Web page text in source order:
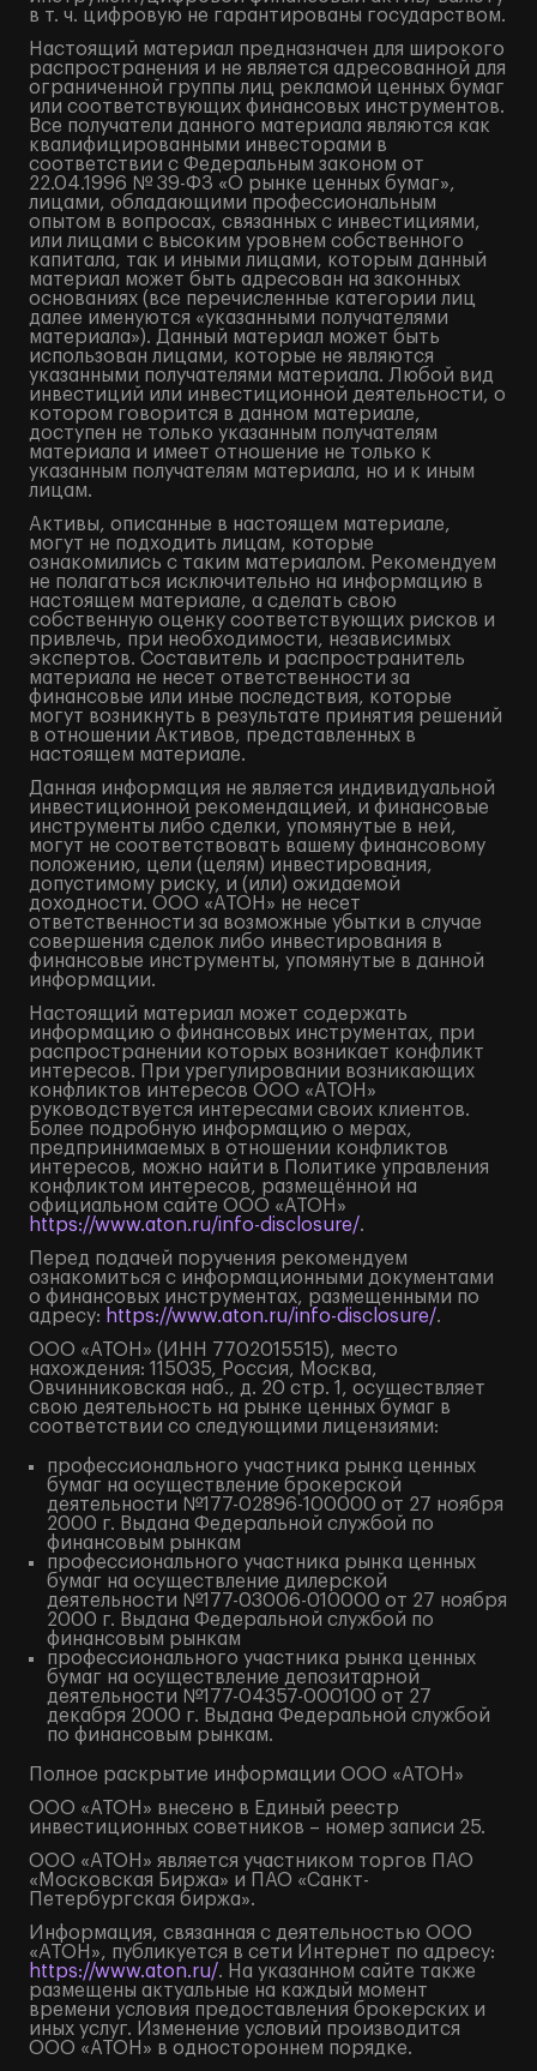
в т. ч. цифровую не гарантированы государством.
Настоящий материал предназначен для широкого
распространения и не является адресованной для
ограниченной группы лиц рекламой ценных бумаг
или соответствующих финансовых инструментов.
Все получатели данного материала являются как
квалифицированными инвесторами в
соответствии с Федеральным законом от
22.04.1996 № 39-ФЗ «О рынке ценных бумаг»,
лицами, обладающими профессиональным
опытом в вопросах, связанных с инвестициями,
или лицами с высоким уровнем собственного
капитала, так и иными лицами, которым данный
материал может быть адресован на законных
основаниях (все перечисленные категории лиц
далее именуются «указанными получателями
материала»). Данный материал может быть
использован лицами, которые не являются
указанными получателями материала. Любой вид
инвестиций или инвестиционной деятельности, о
котором говорится в данном материале,
доступен не только указанным получателям
материала и имеет отношение не только к
указанным получателям материала, но и к иным
лицам.
Активы, описанные в настоящем материале,
могут не подходить лицам, которые
ознакомились с таким материалом. Рекомендуем
не полагаться исключительно на информацию в
настоящем материале, а сделать свою
собственную оценку соответствующих рисков и
привлечь, при необходимости, независимых
экспертов. Составитель и распространитель
материала не несет ответственности за
финансовые или иные последствия, которые
могут возникнуть в результате принятия решений
в отношении Активов, представленных в
настоящем материале.
Данная информация не является индивидуальной
инвестиционной рекомендацией, и финансовые
инструменты либо сделки, упомянутые в ней,
могут не соответствовать вашему финансовому
положению, цели (целям) инвестирования,
допустимому риску, и (или) ожидаемой
доходности. ООО «АТОН» не несет
ответственности за возможные убытки в случае
совершения сделок либо инвестирования в
финансовые инструменты, упомянутые в данной
информации.
Настоящий материал может содержать
информацию о финансовых инструментах, при
распространении которых возникает конфликт
интересов. При урегулировании возникающих
конфликтов интересов ООО «АТОН»
руководствуется интересами своих клиентов.
Более подробную информацию о мерах,
предпринимаемых в отношении конфликтов
интересов, можно найти в Политике управления
конфликтом интересов, размещённой на
официальном сайте ООО «АТОН»
https://www.aton.ru/info-disclosure/.
Перед подачей поручения рекомендуем
ознакомиться с информационными документами
о финансовых инструментах, размещенными по
адресу: https://www.aton.ru/info-disclosure/.
ООО «АТОН» (ИНН 7702015515), место
нахождения: 115035, Россия, Москва,
Овчинниковская наб., д. 20 стр. 1, осуществляет
свою деятельность на рынке ценных бумаг в
соответствии со следующими лицензиями:
профессионального участника рынка ценных
бумаг на осуществление брокерской
деятельности №177-02896-100000 от 27 ноября
2000 г. Выдана Федеральной службой по
финансовым рынкам
профессионального участника рынка ценных
бумаг на осуществление дилерской
деятельности №177-03006-010000 от 27 ноября
2000 г. Выдана Федеральной службой по
финансовым рынкам
профессионального участника рынка ценных
бумаг на осуществление депозитарной
деятельности №177-04357-000100 от 27
декабря 2000 г. Выдана Федеральной службой
по финансовым рынкам.
Полное раскрытие информации ООО «АТОН»
ООО «АТОН» внесено в Единый реестр
инвестиционных советников – номер записи 25.
ООО «АТОН» является участником торгов ПАО
«Московская Биржа» и ПАО «Санкт-
Петербургская биржа».
Информация, связанная с деятельностью ООО
«АТОН», публикуется в сети Интернет по адресу:
https://www.aton.ru/. На указанном сайте также
размещены актуальные на каждый момент
времени условия предоставления брокерских и
иных услуг. Изменение условий производится
ООО «АТОН» в одностороннем порядке.